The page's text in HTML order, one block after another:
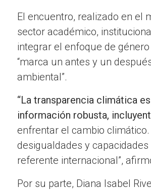
El encuentro, realizado en el
sector académico,
integrar el enfoque de
“marca un antes y un
ambiental”.
“La transparencia climática
información robusta,
enfrentar el cambio
desigualdades y
referente internacional”,
Por su parte, Diana Isabel